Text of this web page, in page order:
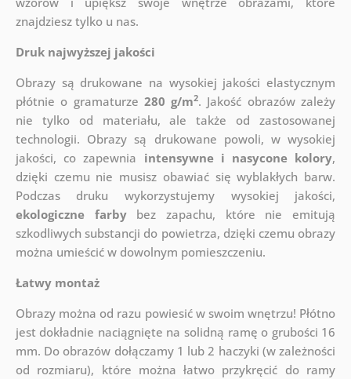
znajdziesz tylko u nas.
Druk najwyższej jakości
Obrazy są drukowane na wysokiej jakości elastycznym
płótnie o gramaturze 280 g/m2. Jakość obrazów zależy
nie tylko od materiału, ale także od zastosowanej
technologii. Obrazy są drukowane powoli, w wysokiej
jakości, co zapewnia intensywne i nasycone kolory,
dzięki czemu nie musisz obawiać się wyblakłych barw.
Podczas druku wykorzystujemy wysokiej jakości,
ekologiczne farbybez zapachu, które nie emitują
szkodliwych substancji do powietrza, dzięki czemu obrazy
można umieścić w dowolnym pomieszczeniu.
Łatwy montaż
Obrazy można od razu powiesić w swoim wnętrzu! Płótno
jest dokładnie naciągnięte na solidną ramę o grubości 16
mm. Do obrazów dołączamy 1 lub 2 haczyki (w zależności
od rozmiaru), które można łatwo przykręcić do ramy